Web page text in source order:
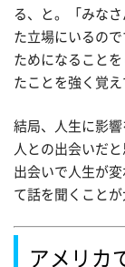
る、と。「みな
た立場にいるの
ためになること
たことを強く覚え
結局、人生に影響
人との出会いだ
出会いで人生が
て話を聞くことが
アメリカ